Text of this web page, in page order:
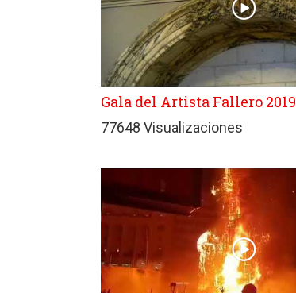
Gala del Artista Fallero 2019
77648 Visualizaciones